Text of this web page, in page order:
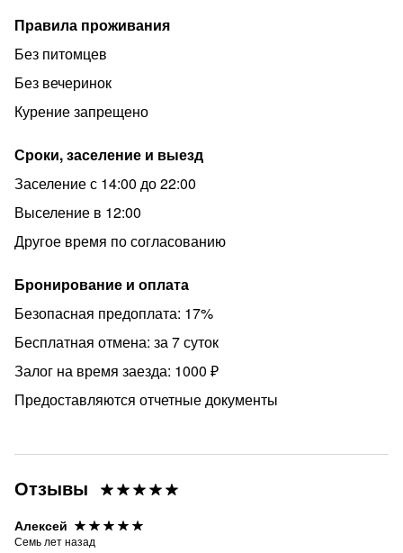
• всегда горячая вода
• полноценная кухня с плитой, микроволновкой и
посудой
• утюг, фен
• полотенца
• чистое хлопковое белье гостиничного уровня
Подходит для:
✔ студентов
✔ приезжающих на лечение, обучения и конференции
✔ гостей города
Компания BigHouse22—компания посуточной аренды
квартир в <Барнауле.
Нас выбирают за надёжность, чистоту и удобное
заселение.
Заезд с 14:00 и выезд до 12:00
Правила проживания
Без питомцев
Без вечеринок
Курение запрещено
Сроки, заселение и выезд
Заселение с 14:00 до 22:00
Выселение в 12:00
Другое время по согласованию
Бронирование и оплата
Безопасная предоплата: 17%
Бесплатная отмена: за 7 суток
Залог на время заезда: 1000 ₽
Предоставляются отчетные документы
Отзывы
Алексей
Семь лет назад